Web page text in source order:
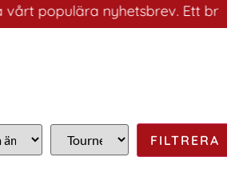
populära nyhetsbrev. Ett bra